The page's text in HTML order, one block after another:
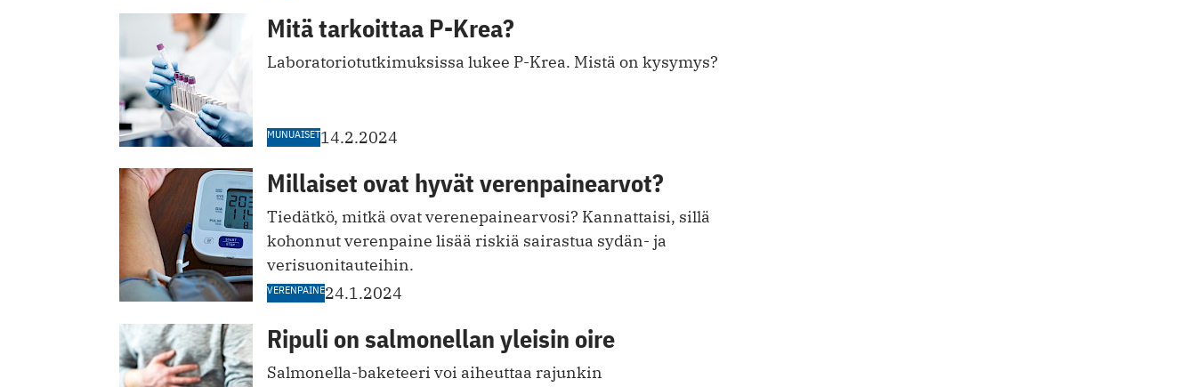
Mitä tarkoittaa P-Krea?
Laboratoriotutkimuksissa lukee P-Krea. Mistä on kysymys?
MUNUAISET14.2.2024
Millaiset ovat hyvät verenpainearvot?
Tiedätkö, mitkä ovat verenepainearvosi? Kannattaisi, sillä
kohonnut verenpaine lisää riskiä sairastua sydän- ja
verisuonitauteihin.
VERENPAINE24.1.2024
Ripuli on salmonellan yleisin oire
Salmonella-baketeeri voi aiheuttaa rajunkin